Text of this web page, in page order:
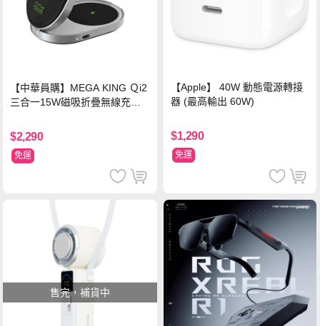
【中華員購】MEGA KING Ｑi2
三合一15W磁吸折疊無線充電
$2,290
免運
【Apple】 40W 動態電源轉接
器 (最高輸出 60W)
$1,290
免運
售完，補貨中